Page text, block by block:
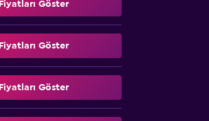
Fiyatları Göster
Fiyatları Göster
Fiyatları Göster